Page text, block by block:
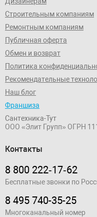
Строительным компаниям
Ремонтным компаниям
Публичная оферта
Обмен и возврат
Политика
Рекомендательные
Наш блог
Франшиза
Сантехника-Тут
ООО «Элит Групп» ОГРН
Контакты
8 800 222‑17‑62
Бесплатные звонки по
8 495 740-35-25
Многоканальный номер